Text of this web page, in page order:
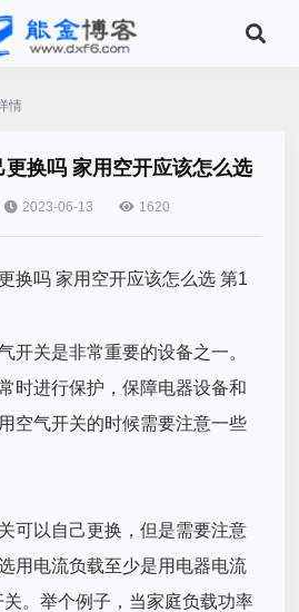
情
换吗 家用空开应该怎么选
2023-06-13 1620
开关是非常重要的设备之一。
时进行保护，保障电器设备和
空气开关的时候需要注意一些
可以自己更换，但是需要注意
用电流负载至少是用电器电流
。举个例子，当家庭负载功率